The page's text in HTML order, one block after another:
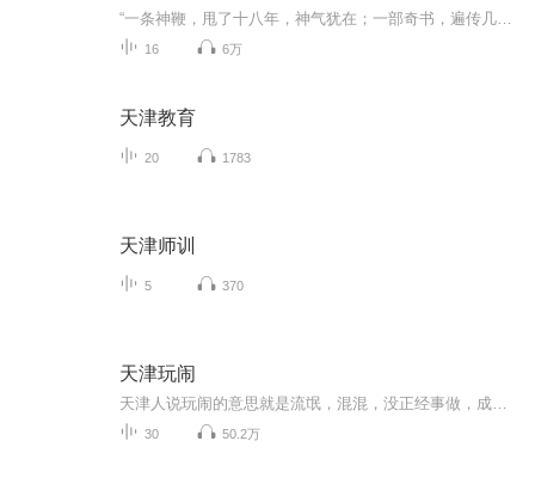
16 6万
天津教育
20 1783
天津师训
5 370
天津玩闹
30 50.2万